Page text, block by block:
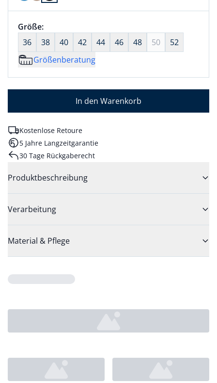
Größenauswahl:
Größe:nichts ausgewählt
36
38 40 42 44 46 48 50
52
Größenberatung
In den Warenkorb
Kostenlose Retoure
5 Jahre Langzeitgarantie
30 Tage Rückgaberecht
Produktbeschreibung
Verarbeitung
Material & Pflege